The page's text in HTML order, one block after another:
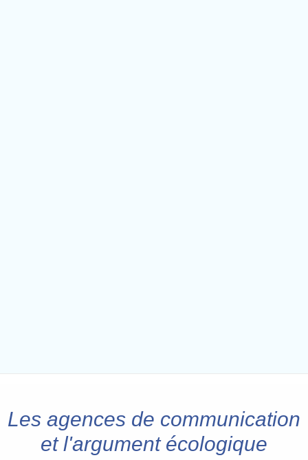
Les agences de communication
et l'argument écologique